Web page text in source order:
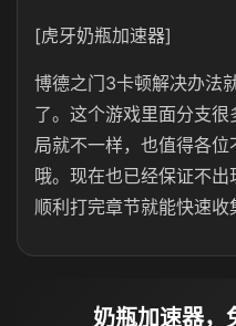
[虎牙奶瓶加速器]
博德之门3卡顿解决办法
了。这个游戏里面分支
局就不一样，也值得各
哦。现在也已经保证不出
顺利打完章节就能快速收
奶瓶加速器，